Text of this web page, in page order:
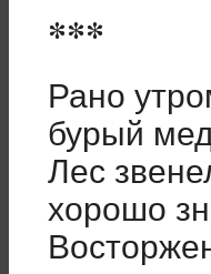
***
Рано
бурый
Лес
хорошо